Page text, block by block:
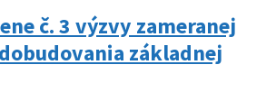
č. 3 výzvy zameranej
základnej